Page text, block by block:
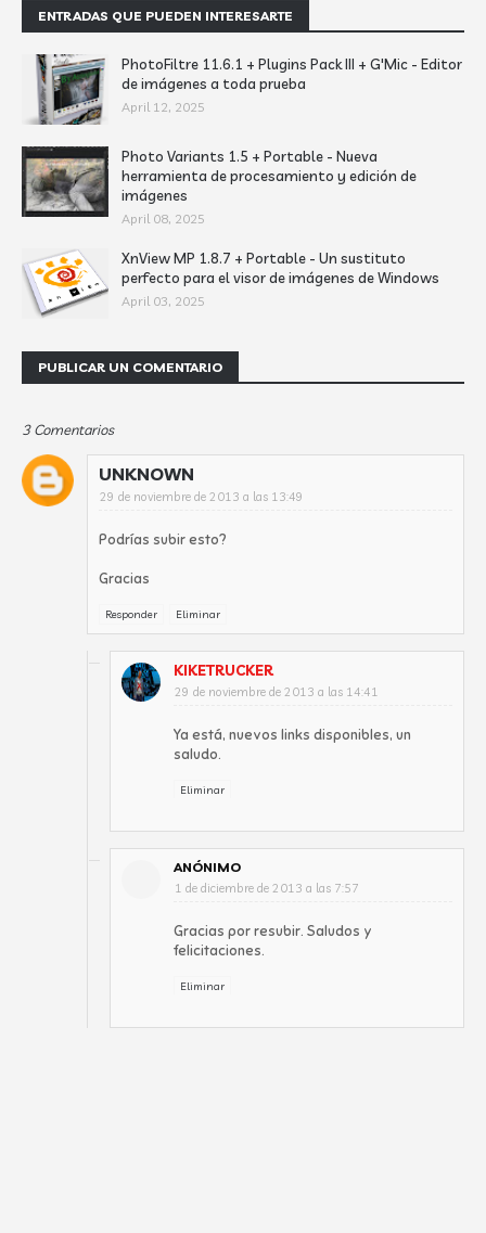
ENTRADAS QUE PUEDEN INTERESARTE
PhotoFiltre 11.6.1 + Plugins Pack III + G'Mic - Editor
de imágenes a toda prueba
April 12, 2025
Photo Variants 1.5 + Portable - Nueva
herramienta de procesamiento y edición de
imágenes
April 08, 2025
XnView MP 1.8.7 + Portable - Un sustituto
perfecto para el visor de imágenes de Windows
April 03, 2025
PUBLICAR UN COMENTARIO
3 Comentarios
UNKNOWN
29 de noviembre de 2013 a las 13:49
Podrías subir esto?
Gracias
Responder Eliminar
KIKETRUCKER
29 de noviembre de 2013 a las 14:41
Ya está, nuevos links disponibles, un
saludo.
Eliminar
ANÓNIMO
1 de diciembre de 2013 a las 7:57
Gracias por resubir. Saludos y
felicitaciones.
Eliminar